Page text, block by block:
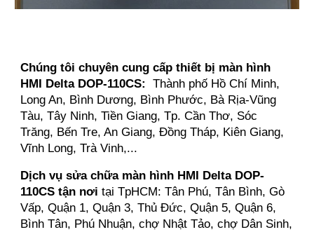
Chúng tôi chuyên cung cấp thiết bị màn hình
HMI Delta DOP-110CS: Thành phố Hồ Chí Minh,
Long An, Bình Dương, Bình Phước, Bà Rịa-Vũng
Tàu, Tây Ninh, Tiền Giang, Tp. Cần Thơ, Sóc
Trăng, Bến Tre, An Giang, Đồng Tháp, Kiên Giang,
Vĩnh Long, Trà Vinh,...
Dịch vụ sửa chữa màn hình HMI Delta DOP-
110CS tận nơi tại TpHCM: Tân Phú, Tân Bình, Gò
Vấp, Quận 1, Quận 3, Thủ Đức, Quận 5, Quận 6,
Bình Tân, Phú Nhuận, chợ Nhật Tảo, chợ Dân Sinh,